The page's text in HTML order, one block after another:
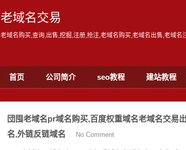
老域名交易
老域名购买,查询,出售,挖掘,注册,抢注,老域名购买,老域名出售,老域名
首页 公司简介 seo教程 建站教程
団囤老域名pr域名购买,百度权重域名老域名交易
名,外链反链域名
No Comment